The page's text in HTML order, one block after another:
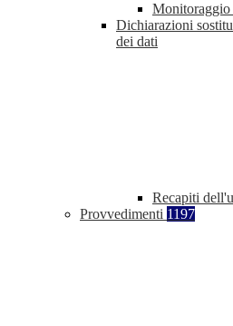
Monitoraggio
Dichiarazioni
dei dati
Recapiti
Provvedimenti 1197